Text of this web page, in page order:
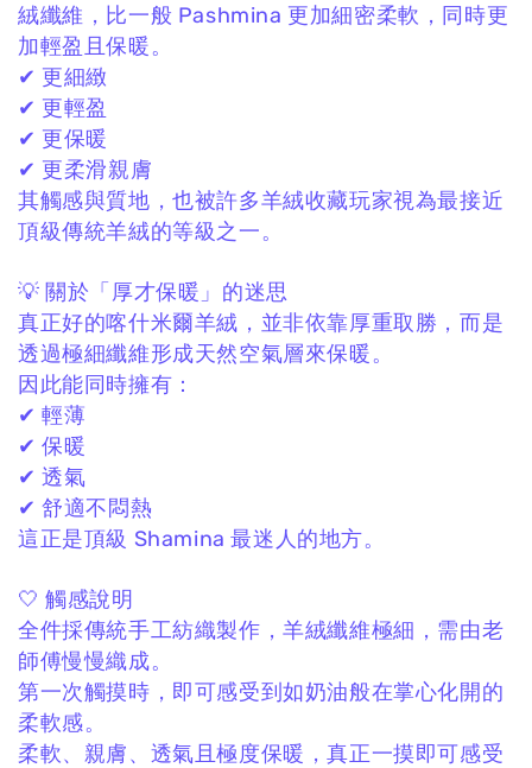
絨纖維， 比一般 Pashmina 更加細密柔軟， 同時更
加輕盈且保暖。
✔ 更細緻
✔ 更輕盈
✔ 更保暖
✔ 更柔滑親膚
其觸感與質地，也被許多羊絨收藏玩家視為最接近
頂級傳統羊絨的等級之一。
💡 關於「厚才保暖」的迷思
真正好的喀什米爾羊絨， 並非依靠厚重取勝，而是
透過極細纖維形成天然空氣層來保暖。
因此能同時擁有：
✔ 輕薄
✔ 保暖
✔ 透氣
✔ 舒適不悶熱
這正是頂級 Shamina 最迷人的地方。
🤍 觸感說明
全件採傳統手工紡織製作，羊絨纖維極細， 需由老
師傅慢慢織成。
第一次觸摸時， 即可感受到如奶油般在掌心化開的
柔軟感。
柔軟、親膚、透氣且極度保暖，真正一摸即可感受